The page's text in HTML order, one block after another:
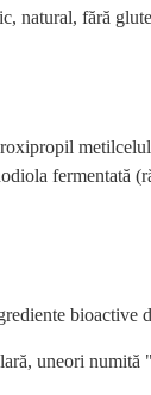
natural, fără
fermentată
bioactive
uneori